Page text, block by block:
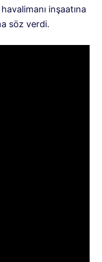
inşaatına
söz verdi.